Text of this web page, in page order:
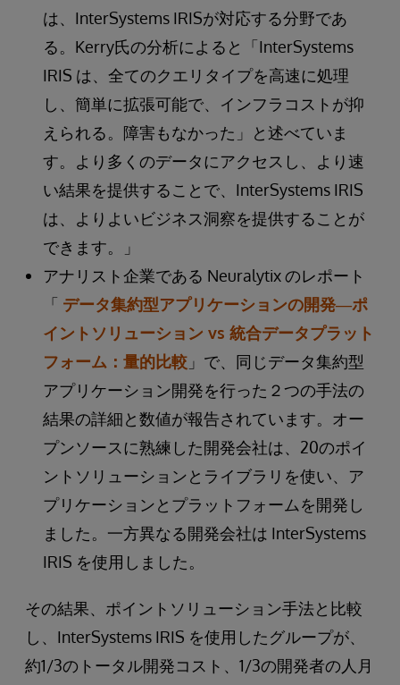
は、InterSystems IRISが対応する分野であ
る。Kerry氏の分析によると「InterSystems
IRIS は、全てのクエリタイプを高速に処理
し、簡単に拡張可能で、インフラコストが抑
えられる。障害もなかった」と述べていま
す。より多くのデータにアクセスし、より速
い結果を提供することで、InterSystems IRIS
は、よりよいビジネス洞察を提供することが
できます。」
アナリスト企業である Neuralytix のレポート
「 データ集約型アプリケーションの開発―ポ
イントソリューション vs 統合データプラット
フォーム：量的比較 」で、同じデータ集約型
アプリケーション開発を行った２つの手法の
結果の詳細と数値が報告されています。オー
プンソースに熟練した開発会社は、20のポイ
ントソリューションとライブラリを使い、ア
プリケーションとプラットフォームを開発し
ました。一方異なる開発会社は InterSystems
IRIS を使用しました。
その結果、ポイントソリューション手法と比較
し、InterSystems IRIS を使用したグループが、
約1/3のトータル開発コスト、1/3の開発者の人月